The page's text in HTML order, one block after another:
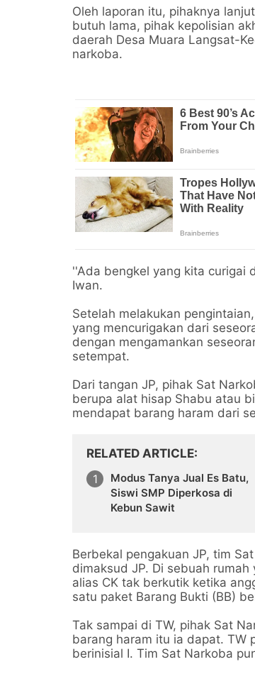
Oleh laporan itu, pihaknya
butuh lama, pihak kepolisian
daerah Desa Muara Langsat-
narkoba.
''Ada bengkel yang kita curigai
Iwan.
Setelah melakukan
yang mencurigakan dari
dengan mengamankan
setempat.
Dari tangan JP, pihak Sat
berupa alat hisap Shabu atau
mendapat barang haram dari
RELATED ARTICLE
Modus Tanya Jual Es Batu,
Siswi SMP Diperkosa di
Kebun Sawit
Berbekal pengakuan JP, tim
dimaksud JP. Di sebuah
alias CK tak berkutik ketika
satu paket Barang Bukti (BB)
Tak sampai di TW, pihak Sat
barang haram itu ia dapat. TW
berinisial I. Tim Sat Narkoba